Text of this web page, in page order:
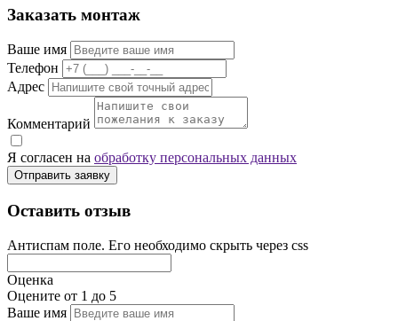
Заказать монтаж
Ваше имя
Телефон
Адрес
Комментарий
Я согласен на обработку персональных данных
Отправить заявку
Оставить отзыв
Антиспам поле. Его необходимо скрыть через css
Оценка
Оцените от 1 до 5
Ваше имя